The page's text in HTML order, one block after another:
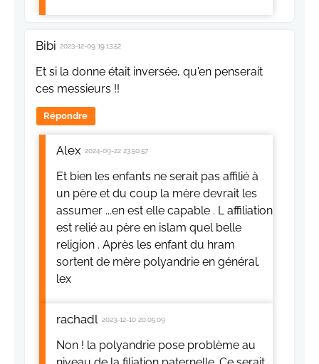
Bibi 2023-12-09 19:13:52
Et si la donne était inversée, qu'en penserait
ces messieurs !!
Répondre
Alex 2024-09-22 23:50:57
Et bien les enfants ne serait pas affilié à
un père et du coup la mère devrait les
assumer ...en est elle capable . L affiliation
est relié au père en islam quel belle
religion . Après les enfant du hram
sortent de mère polyandrie en général.
lex
rachadl 2023-12-10 20:05:09
Non ! la polyandrie pose problème au